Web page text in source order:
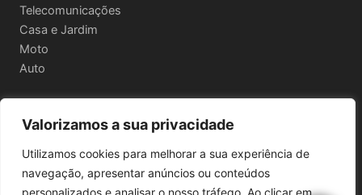
Valorizamos a sua privacidade
Utilizamos cookies para melhorar a sua experiência de
navegação, apresentar anúncios ou conteúdos
personalizados e analisar o nosso tráfego. Ao clicar em
Telecomunicações
Casa e Jardim
Moto
Auto
Informações Legais
Política de privacidade
Termos e Condições